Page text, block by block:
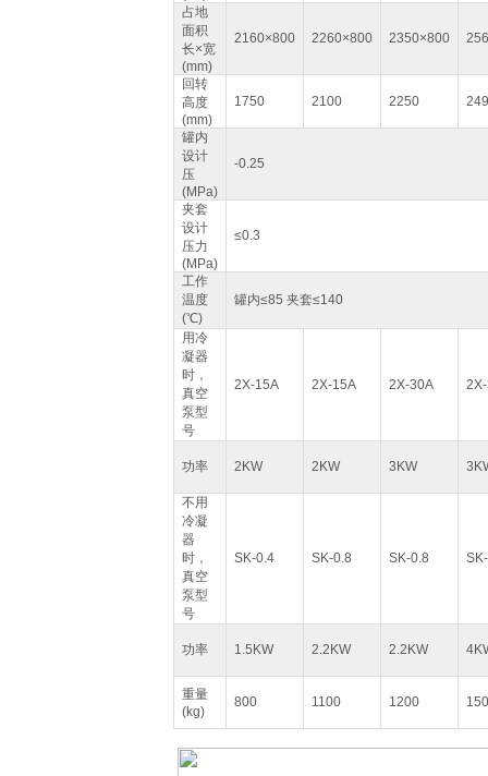
占地
面积
长×宽
(mm)
2160×800 2260×800 2350×800
回转
高度
(mm)
1750 2100 2250
罐内
设计
压
(MPa)
-0.25
夹套
设计
压力
(MPa)
≤0.3
工作
温度
(℃)
罐内≤85 夹套≤140
用冷
凝器
时，
真空
泵型
号
2X-15A 2X-15A 2X-30A
功率 2KW 2KW 3KW
不用
冷凝
器
时，
真空
泵型
号
SK-0.4 SK-0.8 SK-0.8
功率 1.5KW 2.2KW 2.2KW
重量
(kg)
800 1100 1200